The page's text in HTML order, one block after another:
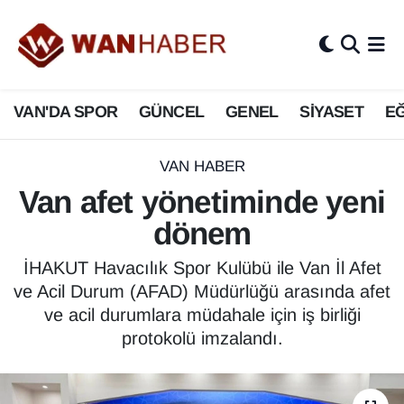
VAN'DA SPOR GÜNCEL GENEL SİYASET
VAN HABER
Van afet yönetiminde yeni
dönem
İHAKUT Havacılık Spor Kulübü ile Van İl Afet
ve Acil Durum (AFAD) Müdürlüğü arasında afet
ve acil durumlara müdahale için iş birliği
protokolü imzalandı.
3.SAYFA
ASAYİŞ
BİLİM VE TEKNOLOJİ
Biyografi
ÇEVRE
Dernekler, Odalar
Van Nöbetçi Eczaneler
Van Hava Durumu
Van Namaz Vakitleri
Van Trafik Yoğunluk Haritası
Tüm Manşetler
Son Dakika Haberleri
Haber Arşivi